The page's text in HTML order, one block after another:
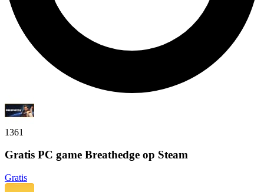
1361
Gratis PC game Breathedge op Steam
Gratis